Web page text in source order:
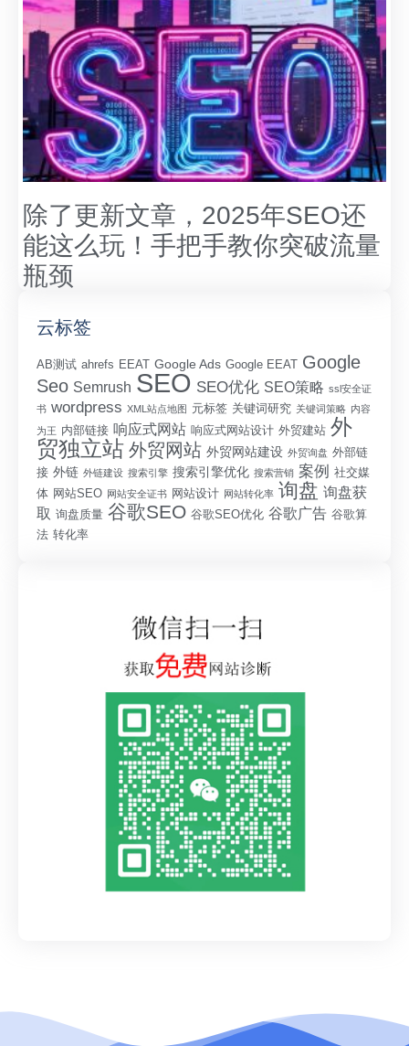
除了更新文章，2025年SEO还
能这么玩！手把手教你突破流量
瓶颈
云标签
AB测试 ahrefs EEAT Google Ads Google EEAT
Google
Seo Semrush SEO SEO优化 SEO策略 ssl安全证
书 wordpress XML站点地图 元标签 关键词研究 关键词策略 内容
为王 内部链接 响应式网站 响应式网站设计 外贸建站 外
贸独立站 外贸网站 外贸网站建设 外贸询盘 外部链
接 外链 外链建设 搜索引擎 搜索引擎优化 搜索营销 案例
社交媒
体 网站SEO 网站安全证书 网站设计 网站转化率 询盘 询盘获
取 询盘质量 谷歌SEO 谷歌SEO优化 谷歌广告 谷歌算
法 转化率